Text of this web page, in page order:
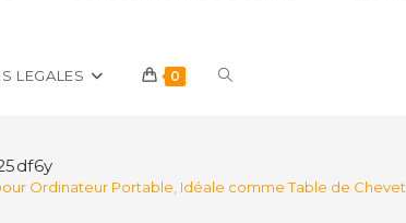
LEGALES 0 Toggle
Ordinateur Portable, Idéale comme Table de